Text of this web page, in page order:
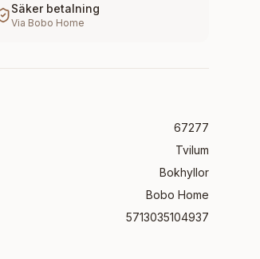
Säker betalning
Via Bobo Home
67277
Tvilum
Bokhyllor
Bobo Home
5713035104937